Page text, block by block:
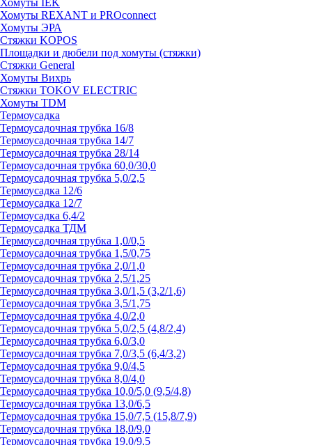
Хомуты IEK
Хомуты REXANT и PROconnect
Хомуты ЭРА
Стяжки KOPOS
Площадки и дюбели под хомуты (стяжки)
Стяжки General
Хомуты Вихрь
Стяжки TOKOV ELECTRIC
Хомуты TDM
Термоусадка
Термоусадочная трубка 16/8
Термоусадочная трубка 14/7
Термоусадочная трубка 28/14
Термоусадочная трубка 60,0/30,0
Термоусадочная трубка 5,0/2,5
Термоусадка 12/6
Термоусадка 12/7
Термоусадка 6,4/2
Термоусадка ТДМ
Термоусадочная трубка 1,0/0,5
Термоусадочная трубка 1,5/0,75
Термоусадочная трубка 2,0/1,0
Термоусадочная трубка 2,5/1,25
Термоусадочная трубка 3,0/1,5 (3,2/1,6)
Термоусадочная трубка 3,5/1,75
Термоусадочная трубка 4,0/2,0
Термоусадочная трубка 5,0/2,5 (4,8/2,4)
Термоусадочная трубка 6,0/3,0
Термоусадочная трубка 7,0/3,5 (6,4/3,2)
Термоусадочная трубка 9,0/4,5
Термоусадочная трубка 8,0/4,0
Термоусадочная трубка 10,0/5,0 (9,5/4,8)
Термоусадочная трубка 13,0/6,5
Термоусадочная трубка 15,0/7,5 (15,8/7,9)
Термоусадочная трубка 18,0/9,0
Термоусадочная трубка 19,0/9,5